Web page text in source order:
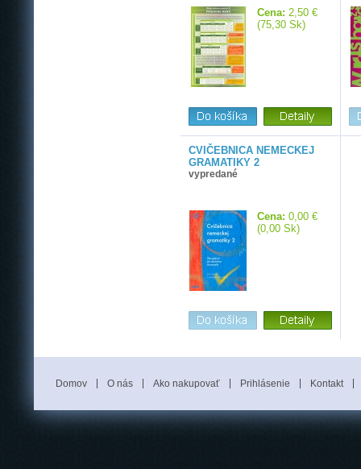
Cena: 2,50 €
(75,30 Sk)
CVIČEBNICA NEMECKEJ
GRAMATIKY 2
vypredané
Cena: 0,00 €
(0,00 Sk)
Domov O nás Ako nakupovať Prihlásenie Kontakt